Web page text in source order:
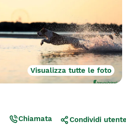
Visualizza tutte le foto
Chiamata Condividi